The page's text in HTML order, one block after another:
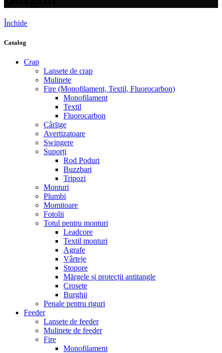
Închide
Catalog
Crap
Lansete de crap
Mulinete
Fire (Monofilament, Textil, Fluorocarbon)
Monofilament
Textil
Fluorocarbon
Cârlige
Avertizatoare
Swingere
Suporți
Rod Poduri
Buzzbari
Tripozi
Monturi
Plumbi
Momitoare
Fotolii
Totul pentru monturi
Leadcore
Textil monturi
Agrafe
Vârteje
Stopore
Mărgele și protecții antitangle
Crosete
Burghii
Penale pentru riguri
Feeder
Lansete de feeder
Mulinete de feeder
Fire
Monofilament